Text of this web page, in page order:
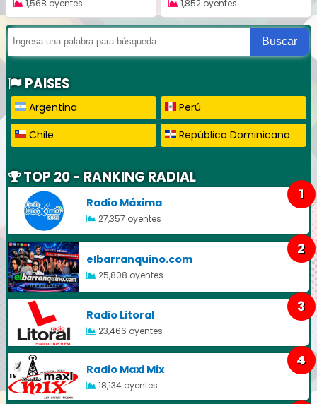
1,568 oyentes 1,852 oyentes
Buscar
PAISES
Argentina
Perú
Chile
República Dominicana
TOP 20 - RANKING RADIAL
Radio Máxima
27,357 oyentes
1
elbarranquino.com
25,808 oyentes
2
Radio Litoral
23,466 oyentes
3
Radio Maxi Mix
18,134 oyentes
4